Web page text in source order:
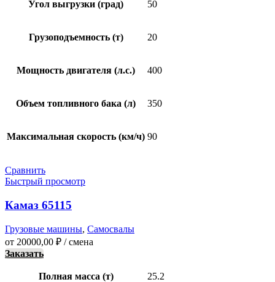
Угол выгрузки (град) 50
Грузоподъемность (т) 20
Мощность двигателя (л.с.) 400
Объем топливного бака (л) 350
Максимальная скорость (км/ч) 90
Сравнить
Быстрый просмотр
Камаз 65115
Грузовые машины, Самосвалы
от 20000,00 ₽ / смена
Заказать
Полная масса (т) 25.2